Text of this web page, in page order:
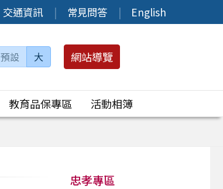
交通資訊 常見問答 English
預設 大 網站導覽
教育品保專區
活動相簿
忠孝專區